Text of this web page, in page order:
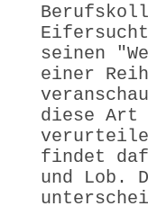
seinen
einer
diese Art
findet
und Lob.